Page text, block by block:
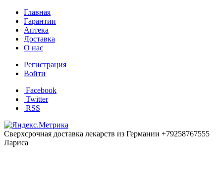
Главная
Гарантии
Аптека
Доставка
О нас
Регистрация
Войти
Facebook
Twitter
RSS
Сверхсрочная доставка лекарств из Германии +79258767555
Лариса